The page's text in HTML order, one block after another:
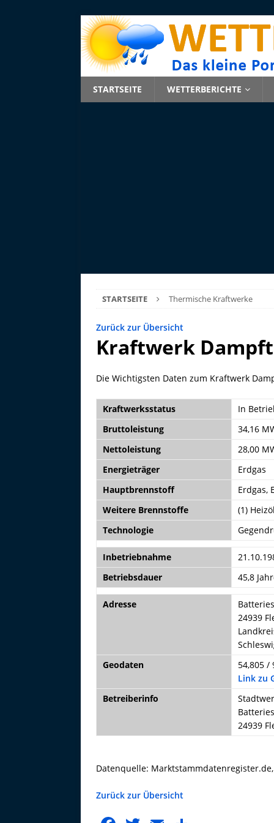
STARTSEITE WETTERBERICHTE
STARTSEITE Thermische Kraftwerke
Zurück zur Übersicht
Kraftwerk
Die Wichtigsten Daten zum Kraftwerk
Kraftwerksstatus
In
Bruttoleistung
34,16
Nettoleistung
28,00
Energieträger
Erdgas
Hauptbrennstoff
Erdgas,
Weitere Brennstoffe
(1)
Technologie
Inbetriebnahme
Betriebsdauer
45,8
Adresse
24939
Geodaten
54,805 /
Link zu
Betreiberinfo
24939
Datenquelle:
Zurück zur Übersicht